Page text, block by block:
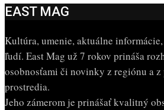
EAST MAG
Kultúra, umenie, aktuálne
ľudí. East Mag už 7 rokov prináša
osobnosťami či novinky z regiónu a
prostredia.
Jeho zámerom je prinášať kvalitný